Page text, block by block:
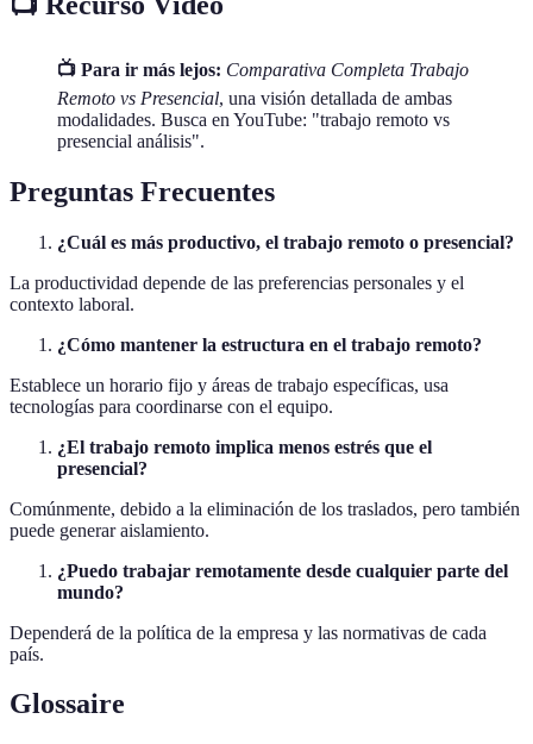
📺 Para ir más lejos: Comparativa Completa Trabajo
Remoto vs Presencial, una visión detallada de ambas
modalidades. Busca en YouTube: "trabajo remoto vs
presencial análisis".
Preguntas Frecuentes
¿Cuál es más productivo, el trabajo remoto o presencial?
La productividad depende de las preferencias personales y el
contexto laboral.
¿Cómo mantener la estructura en el trabajo remoto?
Establece un horario fijo y áreas de trabajo específicas, usa
tecnologías para coordinarse con el equipo.
¿El trabajo remoto implica menos estrés que el
presencial?
Comúnmente, debido a la eliminación de los traslados, pero también
puede generar aislamiento.
¿Puedo trabajar remotamente desde cualquier parte del
mundo?
Dependerá de la política de la empresa y las normativas de cada
país.
Glossaire